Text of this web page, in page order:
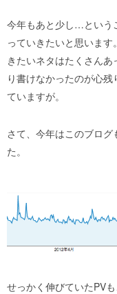
今年もあと少し…という
っていきたいと思いま
きたいネタはたくさん
り書けなかったのが心
ていますが。
さて、今年はこのブロ
た。
せっかく伸びていたPV